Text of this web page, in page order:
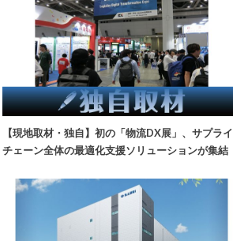
【現地取材・独自】初の「物流DX展」、サプライ
チェーン全体の最適化支援ソリューションが集結